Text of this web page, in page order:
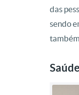
das
sendo